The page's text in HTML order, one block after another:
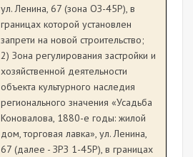
ул. Ленина, 67 (зона ОЗ-45Р), в
границах которой установлен
запрети на новой строительство;
2) Зона регулирования застройки и
хозяйственной деятельности
объекта культурного наследия
регионального значения «Усадьба
Коновалова, 1880-е годы: жилой
дом, торговая лавка», ул. Ленина,
67 (далее - ЗРЗ 1-45Р), в границах